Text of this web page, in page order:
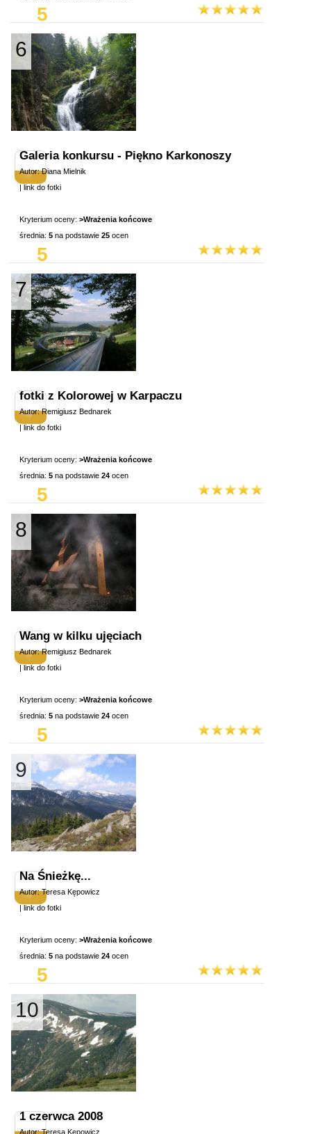
5
6
Galeria konkursu - Piękno Karkonoszy
Autor: Diana Mielnik
| link do fotki
Kryterium oceny: >Wrażenia końcowe
średnia: 5 na podstawie 25 ocen
5
7
fotki z Kolorowej w Karpaczu
Autor: Remigiusz Bednarek
| link do fotki
Kryterium oceny: >Wrażenia końcowe
średnia: 5 na podstawie 24 ocen
5
8
Wang w kilku ujęciach
Autor: Remigiusz Bednarek
| link do fotki
Kryterium oceny: >Wrażenia końcowe
średnia: 5 na podstawie 24 ocen
5
9
Na Śnieżkę...
Autor: Teresa Kępowicz
| link do fotki
Kryterium oceny: >Wrażenia końcowe
średnia: 5 na podstawie 24 ocen
5
10
1 czerwca 2008
Autor: Teresa Kepowicz